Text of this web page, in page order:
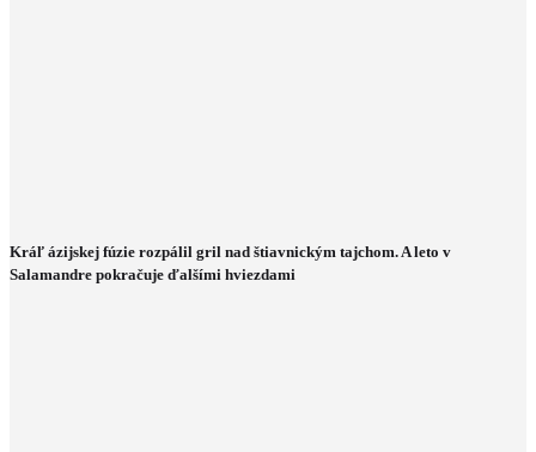
Kráľ ázijskej fúzie rozpálil gril nad štiavnickým tajchom. A leto v
Salamandre pokračuje ďalšími hviezdami